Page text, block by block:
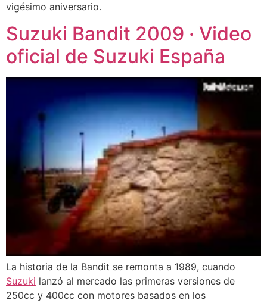
vigésimo aniversario.
Suzuki Bandit 2009 · Video
oficial de Suzuki España
La historia de la Bandit se remonta a 1989, cuando
Suzuki lanzó al mercado las primeras versiones de
250cc y 400cc con motores basados en los